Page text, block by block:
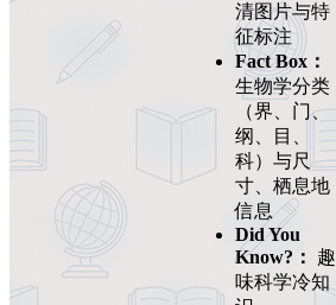
清图片与特
征标注
Fact Box：
生物学分类
（界、门、
纲、目、
科）与尺
寸、栖息地
信息
Did You
Know?：
趣
味科学冷知